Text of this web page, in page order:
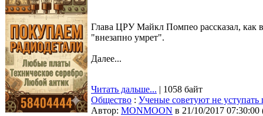
Глава ЦРУ Майкл Помпео рассказал,
"внезапно умрет".
Далее...
Читать дальше... | 1058 байт
Общество : Ученые советуют не
Автор: MONMOON в 21/10/2017 07:30:00